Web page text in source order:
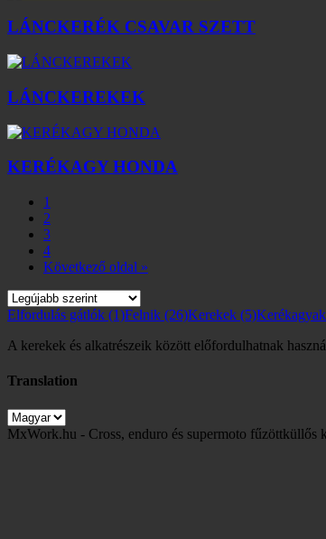
LÁNCKERÉK CSAVAR SZETT
LÁNCKEREKEK
KERÉKAGY HONDA
1
2
3
4
Következő oldal »
Elfordulás gátlók (1)Felnik (26)Kerekek (5)Kerékagyak
A kerekek és alkatrészeik között előfordulhatnak
Translation
MxWork.hu - Cross, enduro és supermoto fűzöttküllős